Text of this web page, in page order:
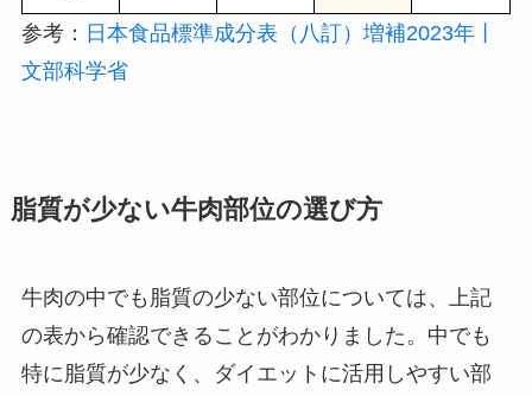
参考： 日本食品標準成分表（八訂）増補2023年丨
文部科学省
脂質が少ない牛肉部位の選び方
牛肉の中でも脂質の少ない部位については、上記
の表から確認できることがわかりました。中でも
特に脂質が少なく、ダイエットに活用しやすい部